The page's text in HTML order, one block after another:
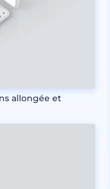
allongée et